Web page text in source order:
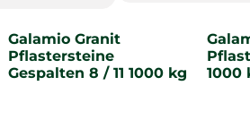
Galamio Granit
Pflastersteine
Gespalten 8 / 11 1000 kg
1000